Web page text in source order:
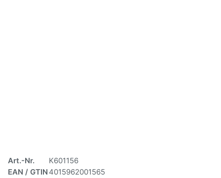
Art.-Nr.
K601156
EAN / GTIN 4015962001565